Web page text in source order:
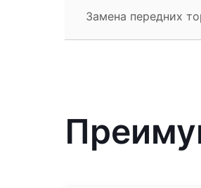
Замена передних